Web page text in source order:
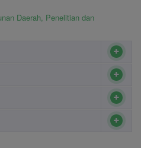
Daerah, Penelitian dan